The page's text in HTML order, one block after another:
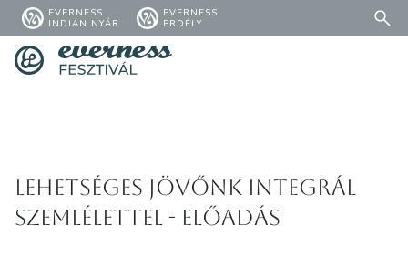
EVERNESS
INDIÁN NYÁR
EVERNESS
ERDÉLY
Lehetséges jövőnk integrál
szemlélettel - előadás